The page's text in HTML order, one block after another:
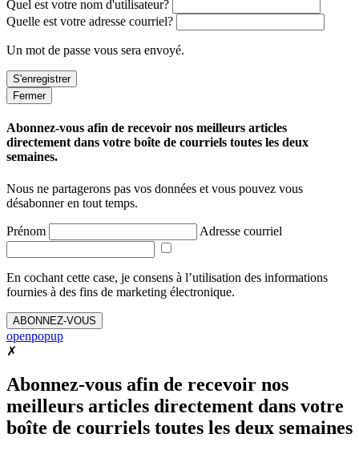
Quel est votre nom d'utilisateur?
Quelle est votre adresse courriel?
Un mot de passe vous sera envoyé.
Fermer
Abonnez-vous afin de recevoir nos meilleurs articles
directement dans votre boîte de courriels toutes les deux
semaines.
Nous ne partagerons pas vos données et vous pouvez vous
désabonner en tout temps.
Prénom Adresse courriel
En cochant cette case, je consens à l’utilisation des informations
fournies à des fins de marketing électronique.
ABONNEZ-VOUS
openpopup
✗
Abonnez-vous afin de recevoir nos
meilleurs articles directement dans votre
boîte de courriels toutes les deux semaines